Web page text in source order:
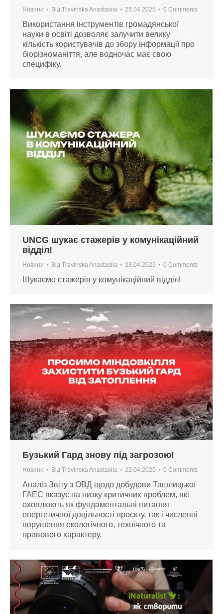
Новини Від Travinska Anastasiia 25.04.2025 0 Comments
Використання інструментів громадянської
науки в освіті дозволяє залучити велику
кількість користувачів до збору інформації про
біорізноманіття, але водночас має свою
специфіку.
UNCG шукає стажерів у комунікаційний
відділ!
Новини Від Travinska Anastasiia 23.04.2025 0 Comments
Шукаємо стажерів у комунікаційний відділ!
Бузький Гард знову під загрозою!
Новини Від Travinska Anastasiia 22.04.2025 0 Comments
Аналіз Звіту з ОВД щодо добудови Ташлицької
ГАЕС вказує на низку критичних проблем, які
охоплюють як фундаментальні питання
енергетичної доцільності проєкту, так і численні
порушення екологічного, технічного та
правового характеру.